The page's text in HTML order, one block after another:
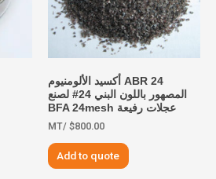
ABR 24 أكسيد الألومنيوم
المصهور باللون البني 24# لصنع
عجلات رفيعة BFA 24mesh
$800.00
/MT
Add to quote